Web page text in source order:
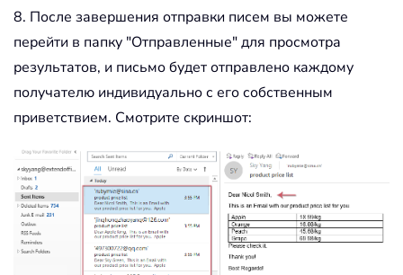
8. После завершения отправки писем вы можете
перейти в папку "Отправленные" для просмотра
результатов, и письмо будет отправлено каждому
получателю индивидуально с его собственным
приветствием. Смотрите скриншот: